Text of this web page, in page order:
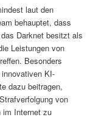
laut den
behauptet, dass
Darknet besitzt als
Leistungen von
Besonders
KI-
dazu beitragen,
von
im Internet zu